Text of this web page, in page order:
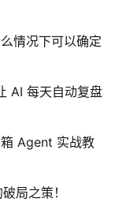
情况下可以确定
AI 每天自动复盘
Agent 实战教
局之策！